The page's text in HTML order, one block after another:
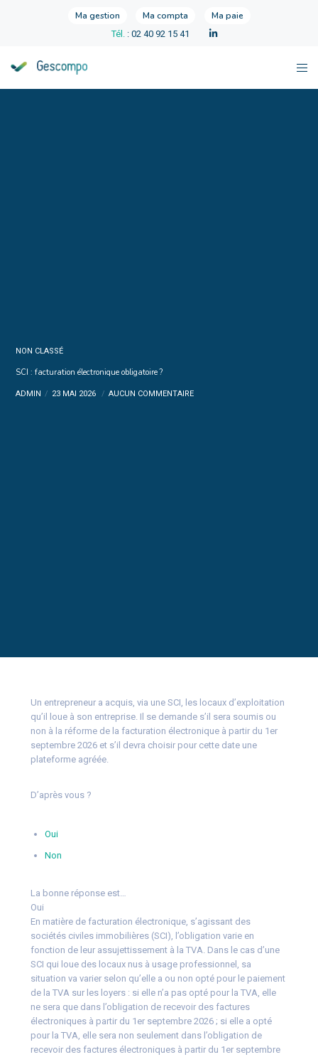
Ma gestion Ma compta Ma paie
Tél. : 02 40 92 15 41
NON CLASSÉ
SCI : facturation électronique obligatoire ?
ADMIN 23 MAI 2026 AUCUN COMMENTAIRE
Un entrepreneur a acquis, via une SCI, les locaux d’exploitation
qu’il loue à son entreprise. Il se demande s’il sera soumis ou
non à la réforme de la facturation électronique à partir du 1er
septembre 2026 et s’il devra choisir pour cette date une
plateforme agréée.
D’après vous ?
Oui
Non
La bonne réponse est…
Oui
En matière de facturation électronique, s’agissant des
sociétés civiles immobilières (SCI), l’obligation varie en
fonction de leur assujettissement à la TVA. Dans le cas d’une
SCI qui loue des locaux nus à usage professionnel, sa
situation va varier selon qu’elle a ou non opté pour le paiement
de la TVA sur les loyers : si elle n’a pas opté pour la TVA, elle
ne sera que dans l’obligation de recevoir des factures
électroniques à partir du 1er septembre 2026 ; si elle a opté
pour la TVA, elle sera non seulement dans l’obligation de
recevoir des factures électroniques à partir du 1er septembre